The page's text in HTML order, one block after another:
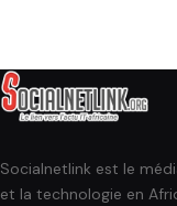
Socialnetlink est le
et la technologie en